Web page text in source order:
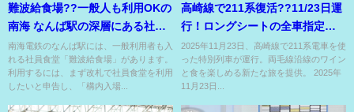
難波給食場??一般人も利用OKの
南海 なんば駅の深層にある社員
食堂??
南海電鉄のなんば駅には、一般利用者も入
れる社員食堂「難波給食場」があります。
利用するには、まず改札で社員食堂を利用
したいと申告し、「構内入場...
高崎線で211系復活??11/23日運
行！ロングシートの全車指定席
のグルメトレイ??
2025年11月23日、高崎線で211系電車を使
った特別列車が運行。両毛線沿線のワイン
と食を楽しめる新たな旅を提供。 2025年
11月23日...